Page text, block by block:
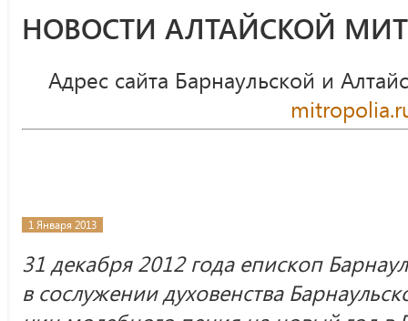
НОВОСТИ АЛТАЙСКОЙ
Адрес сайта Барнаульской и
1 Января 2013
31 декабря 2012 года епископ
в сослужении духовенства